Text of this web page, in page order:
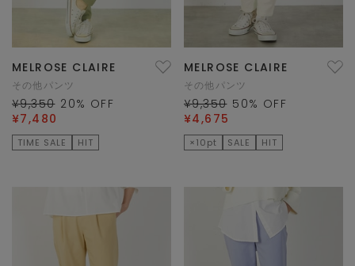
MELROSE CLAIRE
その他パンツ
¥9,350 20% OFF
¥7,480
TIME SALE HIT
MELROSE CLAIRE
その他パンツ
¥9,350 50% OFF
¥4,675
×10pt SALE HIT